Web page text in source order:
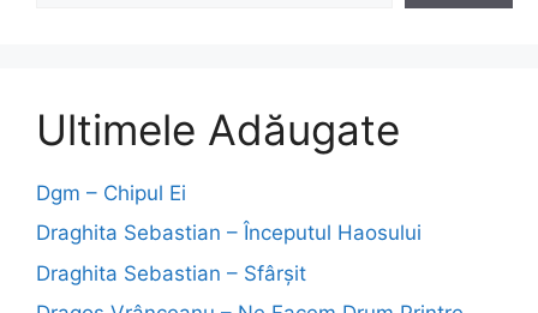
Ultimele Adăugate
Dgm – Chipul Ei
Draghita Sebastian – Începutul Haosului
Draghita Sebastian – Sfârșit